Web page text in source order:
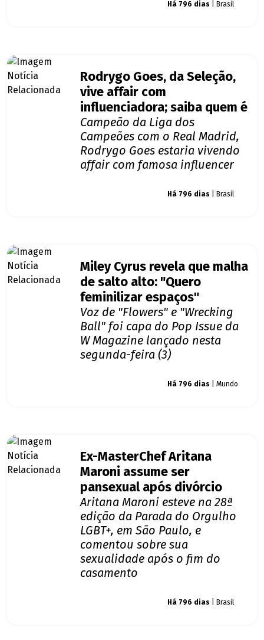
Há 796 dias | Brasil
Rodrygo Goes, da Seleção,
vive affair com
influenciadora; saiba quem é
Campeão da Liga dos
Campeões com o Real Madrid,
Rodrygo Goes estaria vivendo
affair com famosa influencer
Há 796 dias | Brasil
Miley Cyrus revela que malha
de salto alto: "Quero
feminilizar espaços"
Voz de "Flowers" e "Wrecking
Ball" foi capa do Pop Issue da
W Magazine lançado nesta
segunda-feira (3)
Há 796 dias | Mundo
Ex-MasterChef Aritana
Maroni assume ser
pansexual após divórcio
Aritana Maroni esteve na 28ª
edição da Parada do Orgulho
LGBT+, em São Paulo, e
comentou sobre sua
sexualidade após o fim do
casamento
Há 796 dias | Brasil